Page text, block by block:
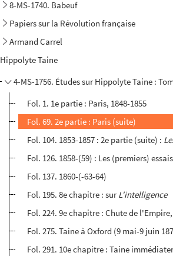
8-MS-1740. Babeuf
Papiers sur la Révolution française
Armand Carrel
Hippolyte Taine
4-MS-1756. Études sur Hippolyte Taine :
Fol. 1. 1e partie : Paris, 1848-1855
Fol. 69. 2e partie : Paris (suite)
Fol. 104. 1853-1857 : 2e partie (suite) :
Fol. 126. 1858-(59) : Les (premiers) essais
Fol. 137. 1860-(-63-64)
Fol. 195. 8e chapitre : surL'intelligence
Fol. 224. 9e chapitre : Chute de
Fol. 275. Taine à Oxford (9 mai-9 juin
Fol. 291. 10e chapitre : Taine